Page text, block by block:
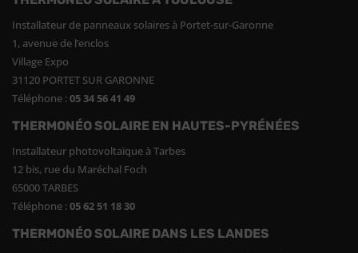
Installateur de panneaux solaires à Portet-sur-Garonne
1, avenue de l’enclos
Village Expo
31120 PORTET SUR GARONNE
Téléphone :05 34 56 41 49
THERMONÉO SOLAIRE EN HAUTES-PYRÉNÉES
Installateur photovoltaïque à Tarbes
12 bis, rue du Maréchal Foch
65000 TARBES
Téléphone :05 62 51 18 30
THERMONÉO SOLAIRE DANS LES LANDES